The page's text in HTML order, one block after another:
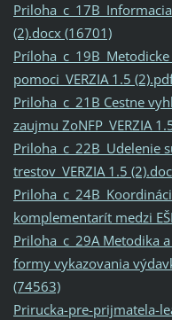
(2).docx (16701)
pomoci_VERZIA 1.5
Priloha_c_21B Cestne
zaujmu ZoNFP_VERZIA
Priloha_c_22B_Udelenie
trestov_VERZIA 1.5
komplementarít medzi
Priloha_c_29A Metodika
formy vykazovania
(74563)
Prirucka-pre-prijmatela-